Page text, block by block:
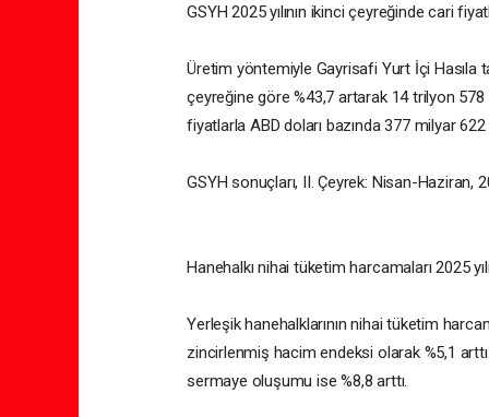
GSYH 2025 yılının ikinci çeyreğinde cari
Üretim yöntemiyle Gayrisafi Yurt İçi Hasıla
çeyreğine göre %43,7 artarak 14 trilyon
fiyatlarla ABD doları bazında 377 milyar
GSYH sonuçları, II. Çeyrek: Nisan-Haziran,
Hanehalkı nihai tüketim harcamaları 2025
Yerleşik hanehalklarının nihai tüketim
zincirlenmiş hacim endeksi olarak %5,1
sermaye oluşumu ise %8,8 arttı.